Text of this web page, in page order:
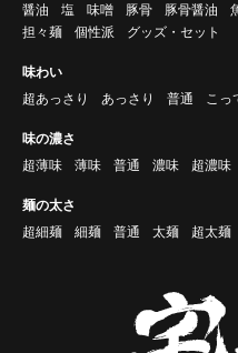
醤油
塩 味噌 豚骨 豚骨醤油
担々麺
個性派 グッズ・セット
味わい
超あっさり
あっさり 普通 こっ
味の濃さ
超薄味
薄味 普通 濃味 超濃味
麺の太さ
超細麺
細麺 普通 太麺 超太麺